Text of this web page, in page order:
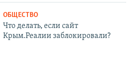
ОБЩЕСТВО
Что делать, если сайт
Крым.Реалии заблокировали?